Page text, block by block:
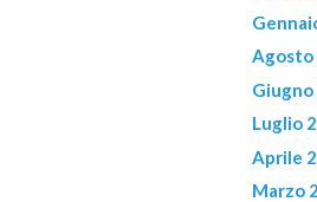
Agosto
Giugno
Luglio
Aprile
Marzo